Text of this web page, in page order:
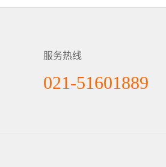
服务热线
021-51601889